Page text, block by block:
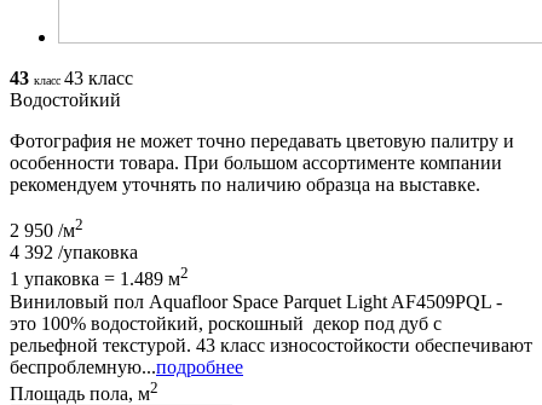
43 класс 43 класс
Водостойкий
Фотография не может точно передавать цветовую палитру и
особенности товара. При большом ассортименте компании
рекомендуем уточнять по наличию образца на выставке.
2 950 /м2
4 392 /упаковка
1 упаковка = 1.489 м2
Виниловый пол Aquafloor Space Parquet Light AF4509PQL -
это 100% водостойкий, роскошный декор под дуб с
рельефной текстурой. 43 класс износостойкости обеспечивают
беспроблемную...подробнее
Площадь пола, м2